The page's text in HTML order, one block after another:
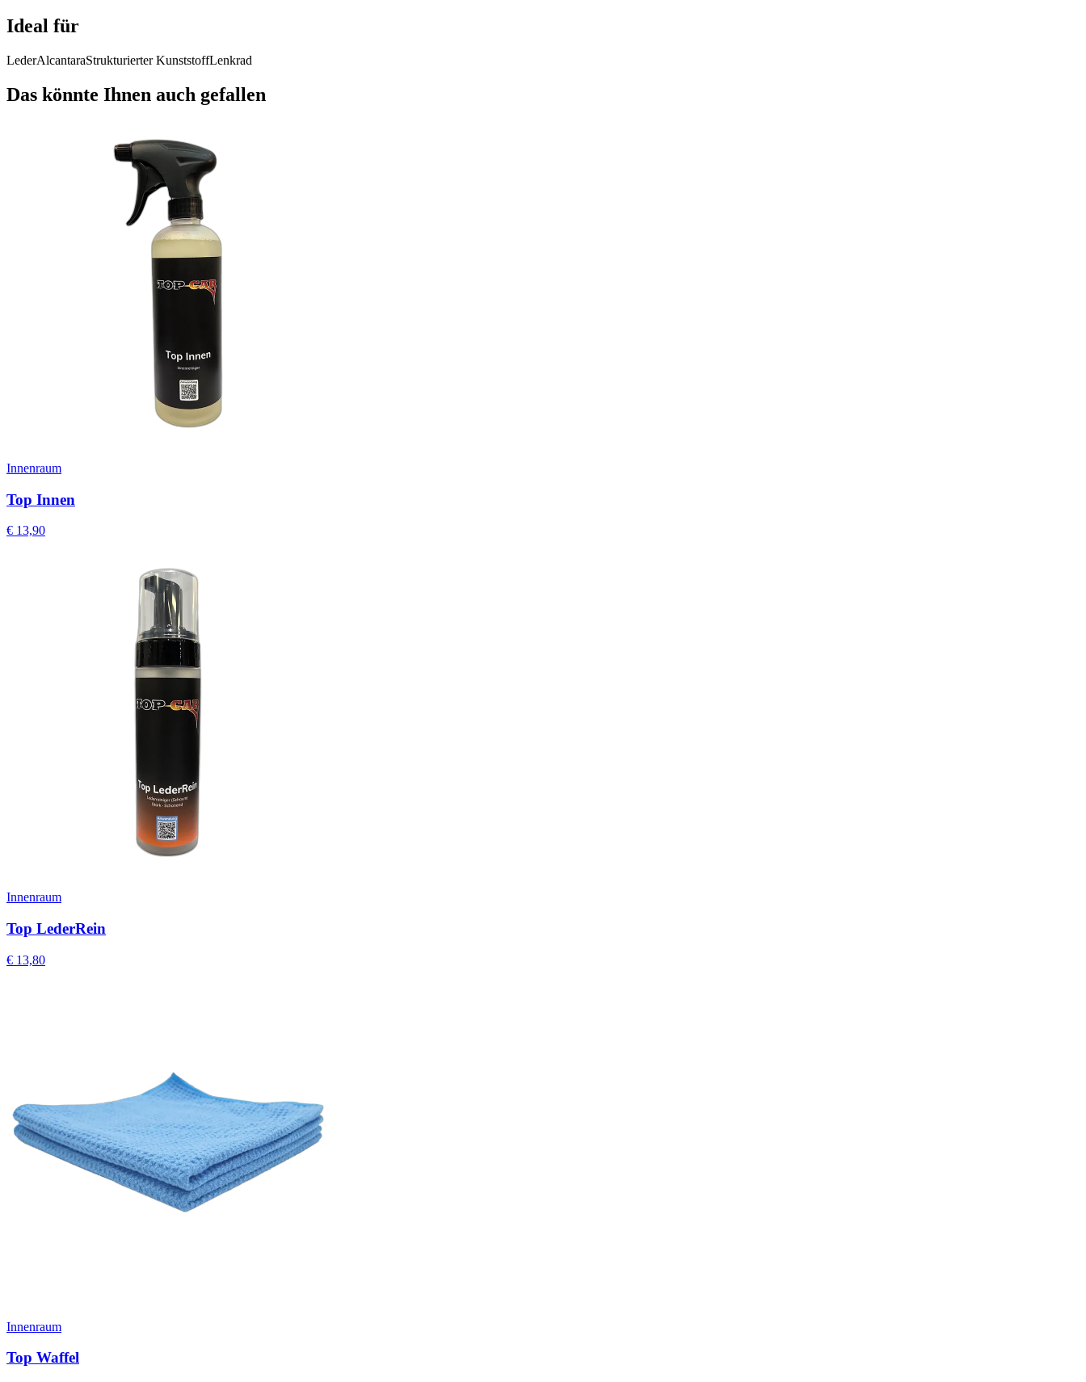
Ideal für
LederAlcantaraStrukturierter KunststoffLenkrad
Das könnte Ihnen auch gefallen
Innenraum
Top Innen
€ 13,90
Innenraum
Top LederRein
€ 13,80
Innenraum
Top Waffel